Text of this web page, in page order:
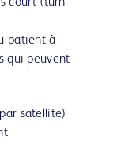
patient à
qui peuvent
satellite)